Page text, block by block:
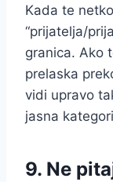
Kada te
“prijatelja/
granica. Ako
prelaska
vidi upravo
jasna
9. Ne